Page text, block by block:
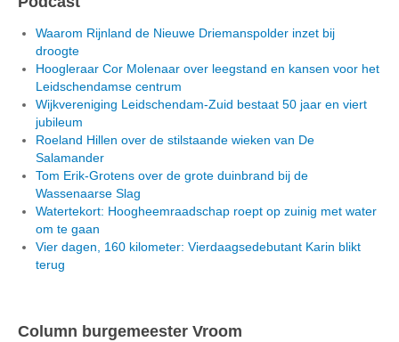
Waarom Rijnland de Nieuwe Driemanspolder inzet bij
droogte
Hoogleraar Cor Molenaar over leegstand en kansen voor het
Leidschendamse centrum
Wijkvereniging Leidschendam-Zuid bestaat 50 jaar en viert
jubileum
Roeland Hillen over de stilstaande wieken van De
Salamander
Tom Erik-Grotens over de grote duinbrand bij de
Wassenaarse Slag
Watertekort: Hoogheemraadschap roept op zuinig met water
om te gaan
Vier dagen, 160 kilometer: Vierdaagsedebutant Karin blikt
terug
Column burgemeester Vroom